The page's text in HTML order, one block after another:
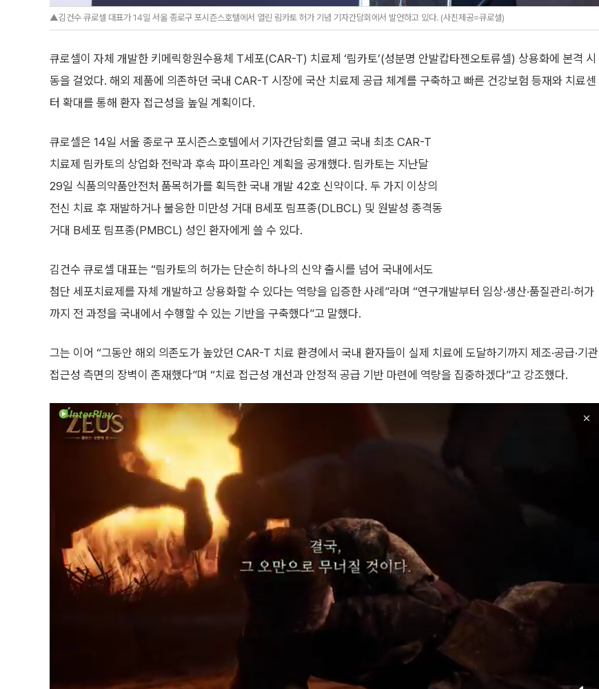
▲김건수 큐로셀 대표가 14일 서울 종로구 포시즌스호텔에서 열린 림카토 허가 기념 기자간담회에서 발언하고 있다. (사진제공=큐로셀)
큐로셀이 자체 개발한 키메릭항원수용체 T세포(CAR-T) 치료제 ‘림카토’(성분명 안발캅타젠오토류셀) 상용화에 본격 시
동을 걸었다. 해외 제품에 의존하던 국내 CAR-T 시장에 국산 치료제 공급 체계를 구축하고 빠른 건강보험 등재와 치료센
터 확대를 통해 환자 접근성을 높일 계획이다.
큐로셀은 14일 서울 종로구 포시즌스호텔에서 기자간담회를 열고 국내 최초 CAR-T
치료제 림카토의 상업화 전략과 후속 파이프라인 계획을 공개했다. 림카토는 지난달
29일 식품의약품안전처 품목허가를 획득한 국내 개발 42호 신약이다. 두 가지 이상의
전신 치료 후 재발하거나 불응한 미만성 거대 B세포 림프종(DLBCL) 및 원발성 종격동
거대 B세포 림프종(PMBCL) 성인 환자에게 쓸 수 있다.
김건수 큐로셀 대표는 “림카토의 허가는 단순히 하나의 신약 출시를 넘어 국내에서도
첨단 세포치료제를 자체 개발하고 상용화할 수 있다는 역량을 입증한 사례”라며 “연구개발부터 임상·생산·품질관리·허가
까지 전 과정을 국내에서 수행할 수 있는 기반을 구축했다”고 말했다.
그는 이어 “그동안 해외 의존도가 높았던 CAR-T 치료 환경에서 국내 환자들이 실제 치료에 도달하기까지 제조·공급·기관
접근성 측면의 장벽이 존재했다”며 “치료 접근성 개선과 안정적 공급 기반 마련에 역량을 집중하겠다”고 강조했다.